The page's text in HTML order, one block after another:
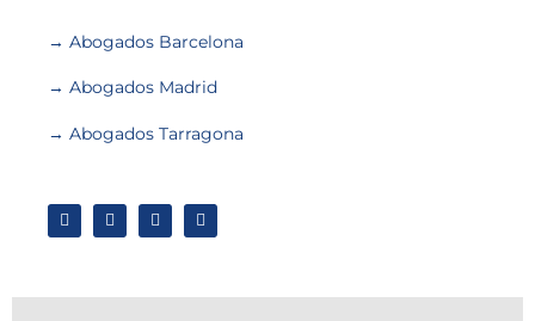
→ Abogados Barcelona
→ Abogados Madrid
→ Abogados Tarragona